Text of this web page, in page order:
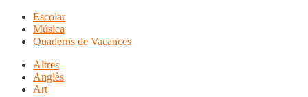
Escolar
Música
Quaderns de Vacances
Altres
Anglès
Art